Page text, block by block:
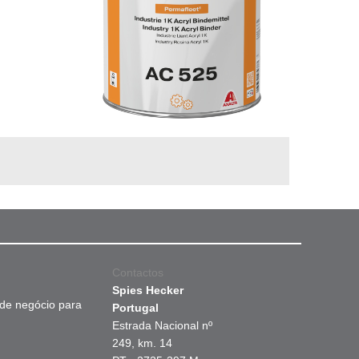
negócio para
Contactos
Spies Hecker
Portugal
Estrada Nacional nº
249, km. 14